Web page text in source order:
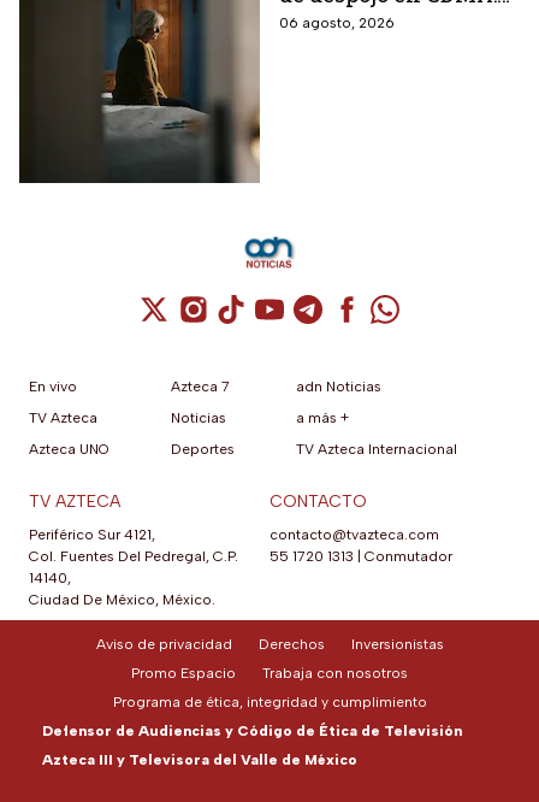
adultos mayores son
06 agosto, 2026
Cuenta de X / Twitter (se abre en una
Cuenta de Instagram (se abre en una
Cuenta de TikTok (se abre en
Cuenta de YouTube (se abre
Cuenta de Telegram (se
Cuenta de
Cuenta de
En vivo
TV Azteca
Azteca UNO
Azteca 7
Noticias
Deportes
adn Noticias
a más +
TV Azteca Internacional
TV AZTECA
Periférico Sur 4121,
Col. Fuentes Del Pedregal, C.P.
14140,
Ciudad De México, México.
CONTACTO
contacto@tvazteca.com
55 1720 1313
Conmutador
Aviso de privacidad Derechos
Inversionistas
Promo Espacio
Trabaja con nosotros
Programa de ética, integridad y cumplimiento
Defensor de Audiencias y Código de Ética de Televisión
Azteca III y Televisora del Valle de México